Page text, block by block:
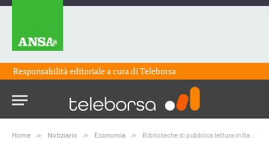
Responsabilità editoriale a cura diTeleborsa
Home » Notiziario » Economia » Biblioteche di pubblica lettura in Italia: la fotografia dell’Istat